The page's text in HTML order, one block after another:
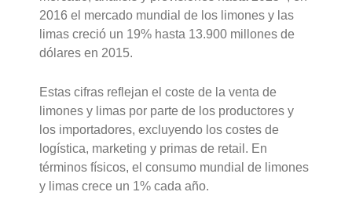
2016 el mercado mundial de los limones y las
limas creció un 19% hasta 13.900 millones de
dólares en 2015.
Estas cifras reflejan el coste de la venta de
limones y limas por parte de los productores y
los importadores, excluyendo los costes de
logística, marketing y primas de retail. En
términos físicos, el consumo mundial de limones
y limas crece un 1% cada año.